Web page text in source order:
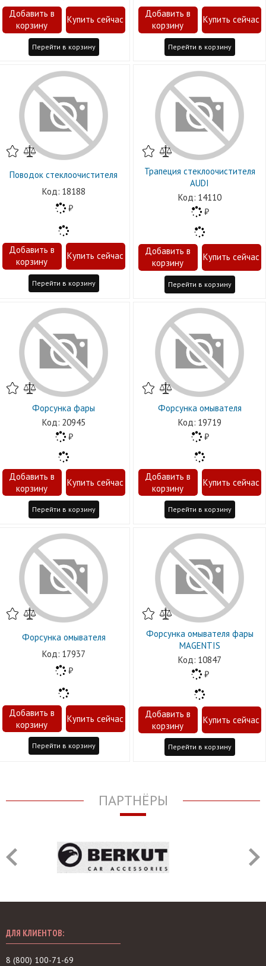
Перейти в корзину Перейти в корзину
Поводок стеклоочистителя
18188
Перейти в корзину
Трапеция стеклоочистителя
AUDI
14110
Перейти в корзину
Форсунка фары
20945
Перейти в корзину
Форсунка омывателя
19719
Перейти в корзину
Форсунка омывателя
17937
Перейти в корзину
Форсунка омывателя фары
MAGENTIS
10847
Перейти в корзину
ПАРТНЁРЫ
ДЛЯ КЛИЕНТОВ:
8 (800) 100-71-69